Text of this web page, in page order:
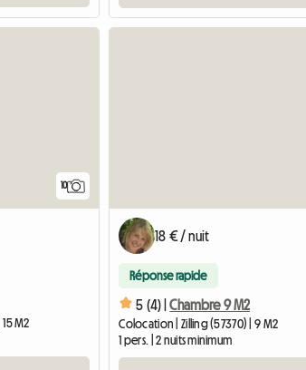
10
M2
18 € / nuit
Réponse rapide
5 (4) | Chambre 9 M2
Colocation | Zilling (57370) | 9 M2
1 pers. | 2 nuits minimum